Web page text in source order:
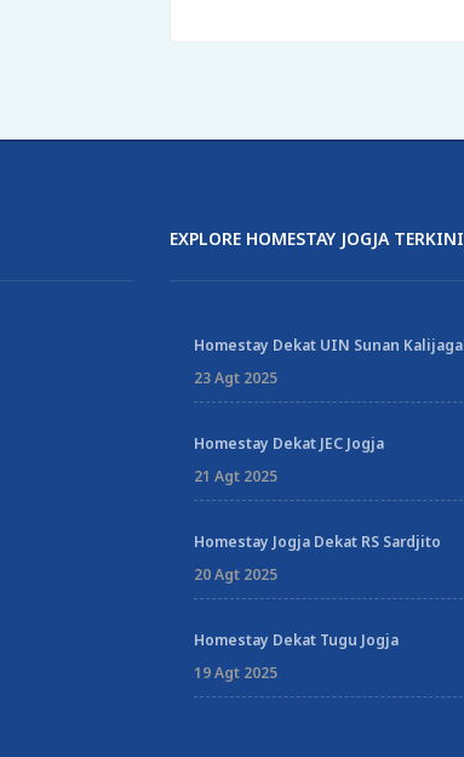
EXPLORE HOMESTAY JOGJA TERKINI
Homestay Dekat UIN Sunan Kalijaga
23 Agt 2025
Homestay Dekat JEC Jogja
21 Agt 2025
Homestay Jogja Dekat RS Sardjito
20 Agt 2025
Homestay Dekat Tugu Jogja
19 Agt 2025